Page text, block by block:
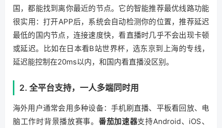
国，都能找到离你最近的节点。它的智能推荐最优线路功能
很实用：打开APP后，系统会自动检测你的位置，推荐延迟
最低的国内节点，连接速度快，看直播时几乎不会出现卡顿
或延迟。比如在日本看B站世界杯，选东京到上海的专线，
延迟能控制在20ms以内，和国内看直播没区别。
2. 全平台支持，一人多端同时用
海外用户通常会用多种设备：手机刷直播、平板看回放、电
脑工作时背景播放赛事。 番茄加速器支持Android、iOS、